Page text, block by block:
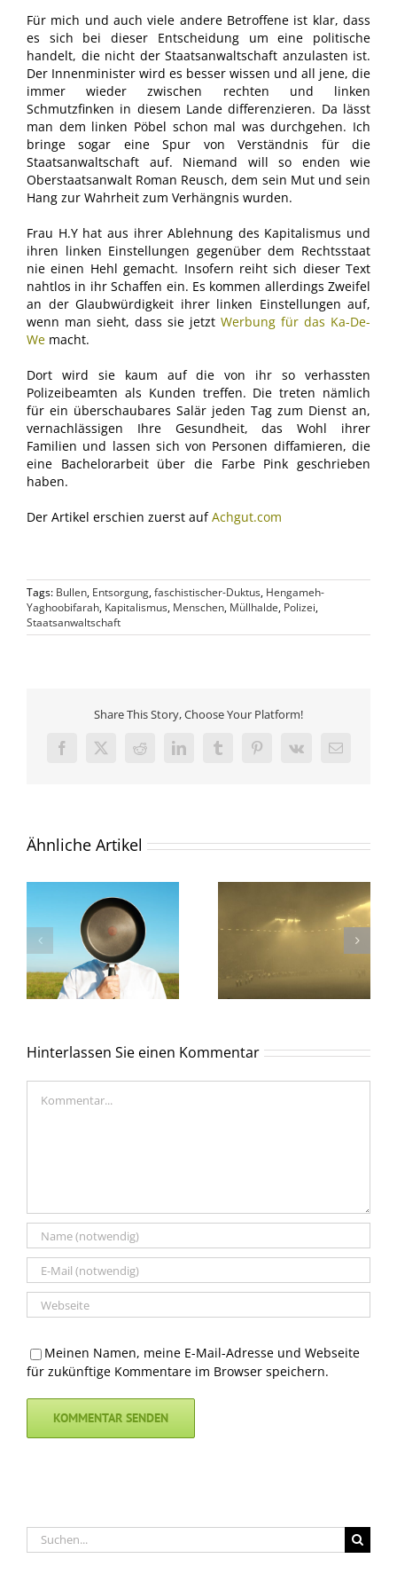
Für mich und auch viele andere Betroffene ist klar, dass
es sich bei dieser Entscheidung um eine politische
handelt, die nicht der Staatsanwaltschaft anzulasten ist.
Der Innenminister wird es besser wissen und all jene, die
immer wieder zwischen rechten und linken
Schmutzfinken in diesem Lande differenzieren. Da lässt
man dem linken Pöbel schon mal was durchgehen. Ich
bringe sogar eine Spur von Verständnis für die
Staatsanwaltschaft auf. Niemand will so enden wie
Oberstaatsanwalt Roman Reusch, dem sein Mut und sein
Hang zur Wahrheit zum Verhängnis wurden.
Frau H.Y hat aus ihrer Ablehnung des Kapitalismus und
ihren linken Einstellungen gegenüber dem Rechtsstaat
nie einen Hehl gemacht. Insofern reiht sich dieser Text
nahtlos in ihr Schaffen ein. Es kommen allerdings Zweifel
an der Glaubwürdigkeit ihrer linken Einstellungen auf,
wenn man sieht, dass sie jetzt Werbung für das Ka-De-
We macht.
Dort wird sie kaum auf die von ihr so verhassten
Polizeibeamten als Kunden treffen. Die treten nämlich
für ein überschaubares Salär jeden Tag zum Dienst an,
vernachlässigen Ihre Gesundheit, das Wohl ihrer
Familien und lassen sich von Personen diffamieren, die
eine Bachelorarbeit über die Farbe Pink geschrieben
haben.
Der Artikel erschien zuerst aufAchgut.com
Tags: Bullen, Entsorgung,faschistischer-Duktus, Hengameh-
Yaghoobifarah, Kapitalismus, Menschen, Müllhalde, Polizei,
Staatsanwaltschaft
Share This Story, Choose Your Platform!
Facebook
X RedditLinkedInTumblrPinterest
Vk
E-
Ähnliche Artikel
Hinterlassen Sie einen Kommentar
Meinen Namen, meine E-Mail-Adresse und Webseite
für zukünftige Kommentare im Browser speichern.
Suche
nach: